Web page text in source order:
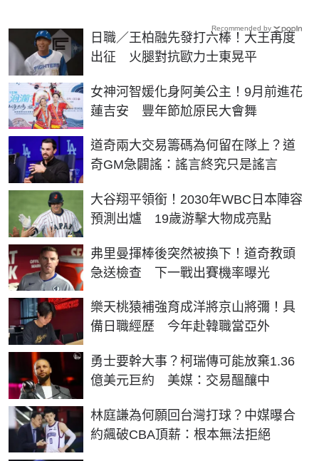
日職／王柏融先發打六棒！大王再度
出征 火腿對抗歐力士東晃平
女神河智媛化身阿美公主！9月前進花
蓮吉安 豐年節尬原民大會舞
道奇兩大交易籌碼為何留在隊上？道
奇GM急闢謠：謠言終究只是謠言
大谷翔平領銜！2030年WBC日本陣容
預測出爐 19歲游擊大物成亮點
弗里曼揮棒後突然被換下！道奇教頭
急送檢查 下一戰出賽機率曝光
樂天桃猿補強育成洋將京山將彌！具
備日職經歷 今年赴韓職當亞外
勇士要幹大事？柯瑞傳可能放棄1.36
億美元巨約 美媒：交易醞釀中
林庭謙為何願回台灣打球？中媒曝合
約飆破CBA頂薪：根本無法拒絕
Recommended by